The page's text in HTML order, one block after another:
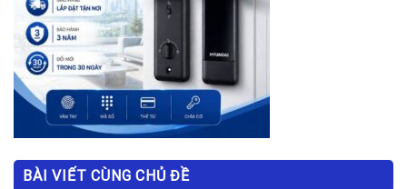
BÀI VIẾT CÙNG CHỦ ĐỀ